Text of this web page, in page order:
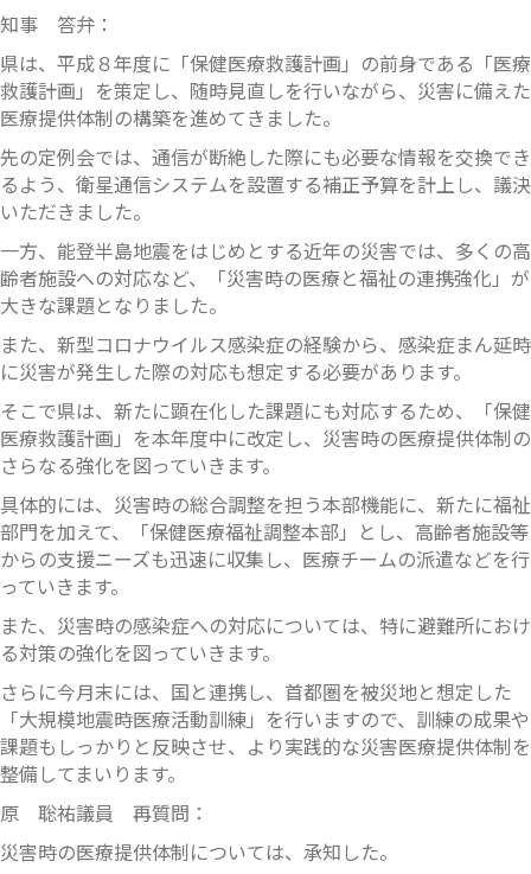
知事 答弁：
県は、平成８年度に「保健医療救護計画」の前身である「医療
救護計画」を策定し、随時見直しを行いながら、災害に備えた
医療提供体制の構築を進めてきました。
先の定例会では、通信が断絶した際にも必要な情報を交換でき
るよう、衛星通信システムを設置する補正予算を計上し、議決
いただきました。
一方、能登半島地震をはじめとする近年の災害では、多くの高
齢者施設への対応など、「災害時の医療と福祉の連携強化」が
大きな課題となりました。
また、新型コロナウイルス感染症の経験から、感染症まん延時
に災害が発生した際の対応も想定する必要があります。
そこで県は、新たに顕在化した課題にも対応するため、「保健
医療救護計画」を本年度中に改定し、災害時の医療提供体制の
さらなる強化を図っていきます。
具体的には、災害時の総合調整を担う本部機能に、新たに福祉
部門を加えて、「保健医療福祉調整本部」とし、高齢者施設等
からの支援ニーズも迅速に収集し、医療チームの派遣などを行
っていきます。
また、災害時の感染症への対応については、特に避難所におけ
る対策の強化を図っていきます。
さらに今月末には、国と連携し、首都圏を被災地と想定した
「大規模地震時医療活動訓練」を行いますので、訓練の成果や
課題もしっかりと反映させ、より実践的な災害医療提供体制を
整備してまいります。
原 聡祐議員 再質問：
災害時の医療提供体制については、承知した。